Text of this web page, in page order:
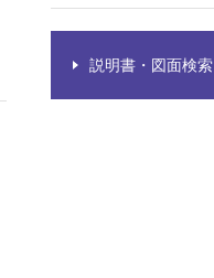
説明書・図面検索